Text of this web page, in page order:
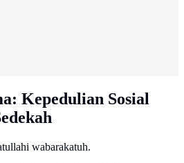
Kepedulian Sosial
wabarakatuh.